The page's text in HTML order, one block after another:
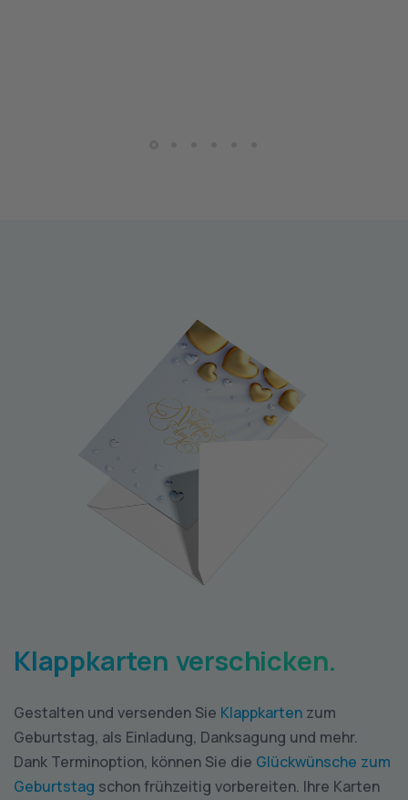
Klappkarten verschicken.
Gestalten und versenden Sie Klappkarten zum
Geburtstag, als Einladung, Danksagung und mehr.
Dank Terminoption, können Sie die Glückwünsche zum
Geburtstag schon frühzeitig vorbereiten. Ihre Karten